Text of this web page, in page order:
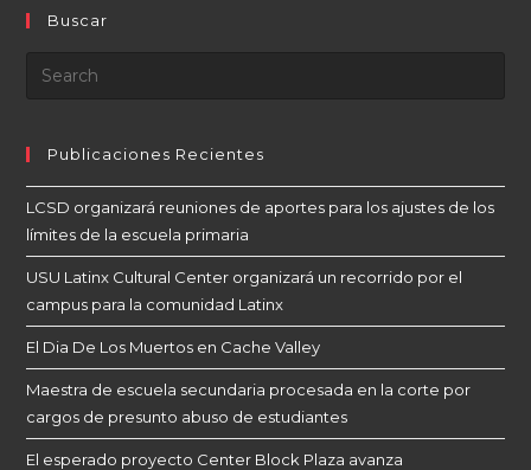
Buscar
Publicaciones Recientes
LCSD organizará reuniones de aportes para los ajustes de los
límites de la escuela primaria
USU Latinx Cultural Center organizará un recorrido por el
campus para la comunidad Latinx
El Dia De Los Muertos en Cache Valley
Maestra de escuela secundaria procesada en la corte por
cargos de presunto abuso de estudiantes
El esperado proyecto Center Block Plaza avanza